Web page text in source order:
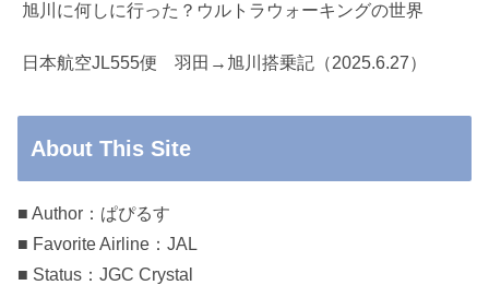
旭川に何しに行った？ウルトラウォーキングの世界
日本航空JL555便 羽田→旭川搭乗記（2025.6.27）
About This Site
■ Author：ぱぴるす
■ Favorite Airline：JAL
■ Status：JGC Crystal